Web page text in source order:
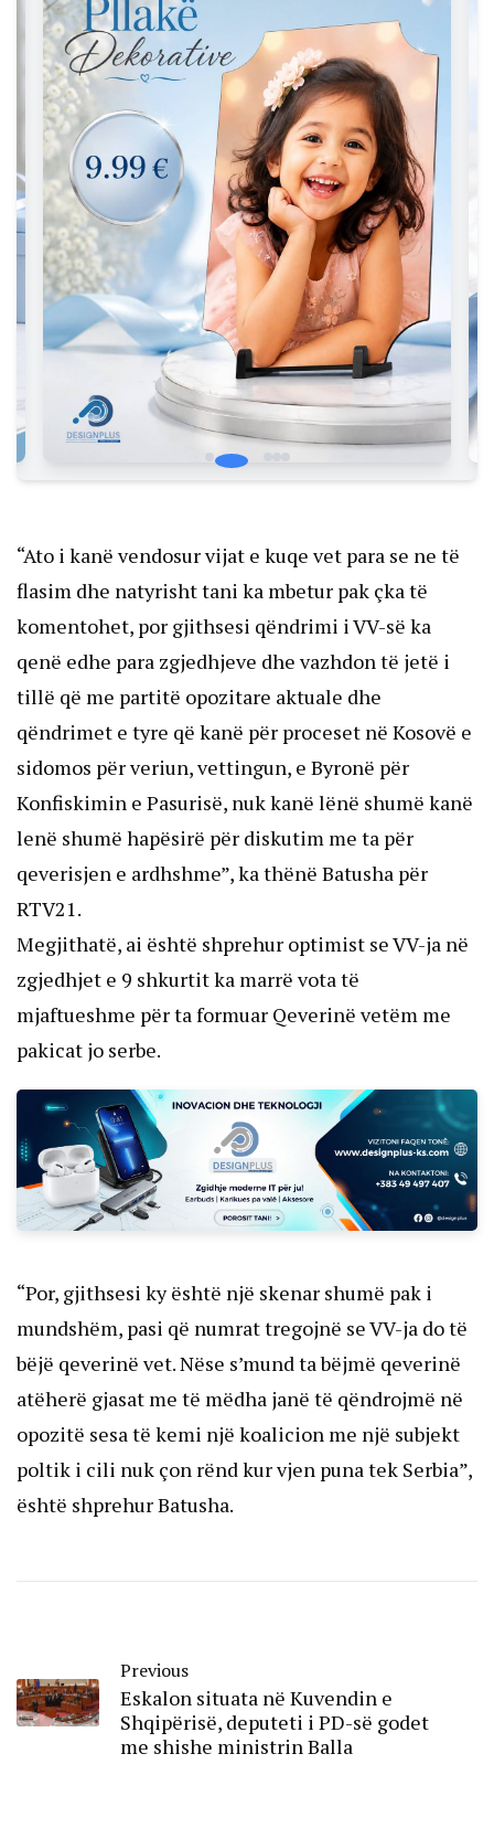
“Ato i kanë vendosur vijat e kuqe vet para se ne të
flasim dhe natyrisht tani ka mbetur pak çka të
komentohet, por gjithsesi qëndrimi i VV-së ka
qenë edhe para zgjedhjeve dhe vazhdon të jetë i
tillë që me partitë opozitare aktuale dhe
qëndrimet e tyre që kanë për proceset në Kosovë e
sidomos për veriun, vettingun, e Byronë për
Konfiskimin e Pasurisë, nuk kanë lënë shumë kanë
lenë shumë hapësirë për diskutim me ta për
qeverisjen e ardhshme”, ka thënë Batusha për
RTV21.
Megjithatë, ai është shprehur optimist se VV-ja në
zgjedhjet e 9 shkurtit ka marrë vota të
mjaftueshme për ta formuar Qeverinë vetëm me
pakicat jo serbe.
“Por, gjithsesi ky është një skenar shumë pak i
mundshëm, pasi që numrat tregojnë se VV-ja do të
bëjë qeverinë vet. Nëse s’mund ta bëjmë qeverinë
atëherë gjasat me të mëdha janë të qëndrojmë në
opozitë sesa të kemi një koalicion me një subjekt
poltik i cili nuk çon rënd kur vjen puna tek Serbia”,
është shprehur Batusha.
Previous
Eskalon situata në Kuvendin e
Shqipërisë, deputeti i PD-së godet
me shishe ministrin Balla